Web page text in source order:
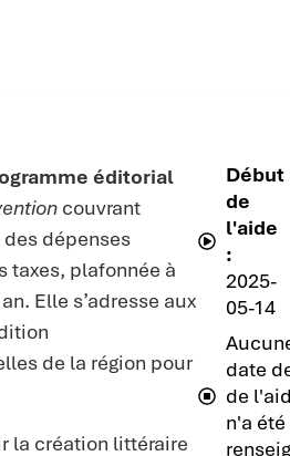
éditorial
couvrant
des dépenses
taxes, plafonnée à
Elle s’adresse aux
de la région pour
la création littéraire
Début
de
l'aide
:
2025-
05-14
date
de
n'a été